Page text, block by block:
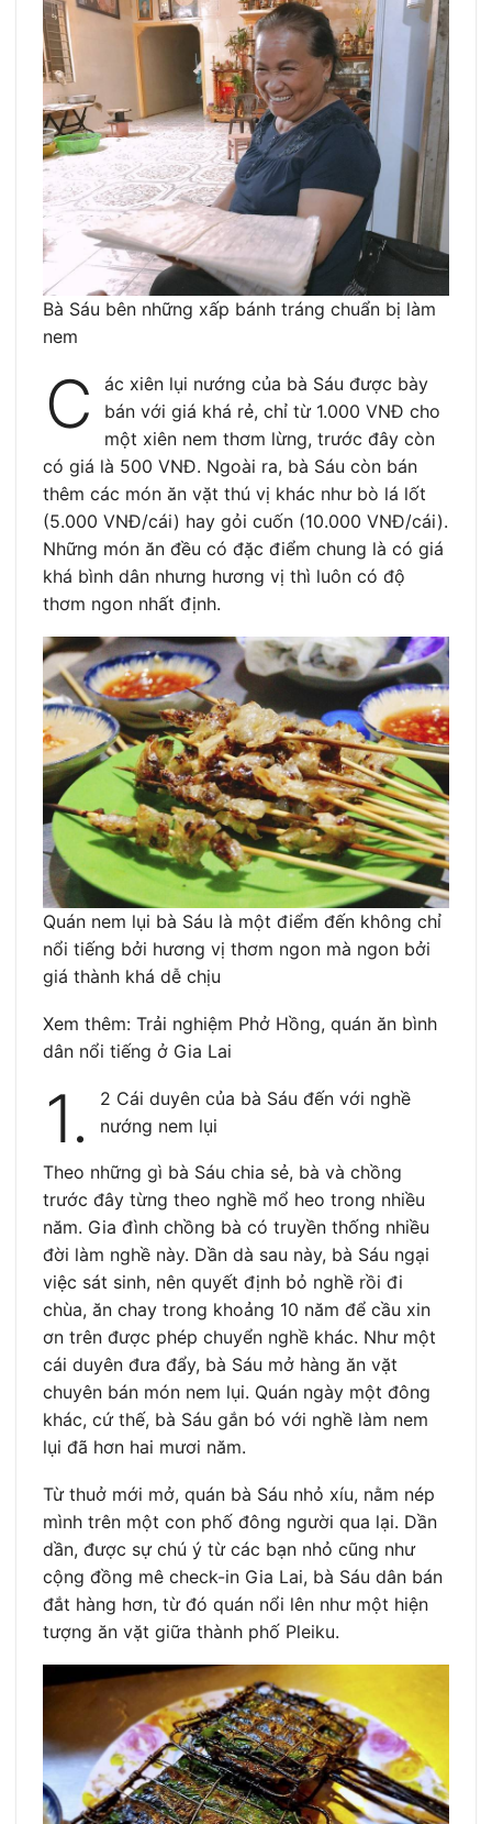
Bà Sáu bên những xấp bánh tráng chuẩn bị làm
nem
C
ác xiên lụi nướng của bà Sáu được bày
bán với giá khá rẻ, chỉ từ 1.000 VNĐ cho
một xiên nem thơm lừng, trước đây còn
có giá là 500 VNĐ. Ngoài ra, bà Sáu còn bán
thêm các món ăn vặt thú vị khác như bò lá lốt
(5.000 VNĐ/cái) hay gỏi cuốn (10.000 VNĐ/cái).
Những món ăn đều có đặc điểm chung là có giá
khá bình dân nhưng hương vị thì luôn có độ
thơm ngon nhất định.
Quán nem lụi bà Sáu là một điểm đến không chỉ
nổi tiếng bởi hương vị thơm ngon mà ngon bởi
giá thành khá dễ chịu
Xem thêm: Trải nghiệm Phở Hồng, quán ăn bình
dân nổi tiếng ở Gia Lai
1.
2 Cái duyên của bà Sáu đến với nghề
nướng nem lụi
Theo những gì bà Sáu chia sẻ, bà và chồng
trước đây từng theo nghề mổ heo trong nhiều
năm. Gia đình chồng bà có truyền thống nhiều
đời làm nghề này. Dần dà sau này, bà Sáu ngại
việc sát sinh, nên quyết định bỏ nghề rồi đi
chùa, ăn chay trong khoảng 10 năm để cầu xin
ơn trên được phép chuyển nghề khác. Như một
cái duyên đưa đẩy, bà Sáu mở hàng ăn vặt
chuyên bán món nem lụi. Quán ngày một đông
khác, cứ thế, bà Sáu gắn bó với nghề làm nem
lụi đã hơn hai mươi năm.
Từ thuở mới mở, quán bà Sáu nhỏ xíu, nằm nép
mình trên một con phố đông người qua lại. Dần
dần, được sự chú ý từ các bạn nhỏ cũng như
cộng đồng mê check-in Gia Lai, bà Sáu dân bán
đắt hàng hơn, từ đó quán nổi lên như một hiện
tượng ăn vặt giữa thành phố Pleiku.